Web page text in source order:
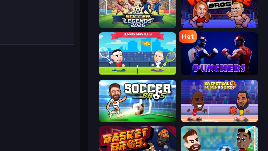
Soccer Legends 2026 Wrestle Bros
Tennis Masters
Hot
Punchers
Soccer Bros Basketball Legends 2020